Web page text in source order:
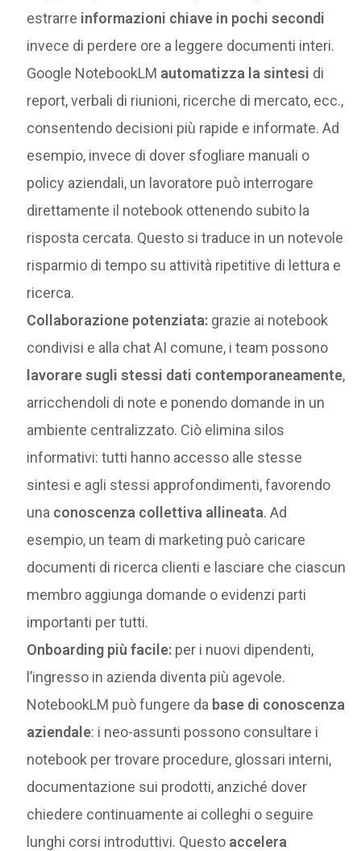
estrarre informazioni chiave in pochi secondi
invece di perdere ore a leggere documenti interi.
Google NotebookLM automatizza la sintesi di
report, verbali di riunioni, ricerche di mercato, ecc.,
consentendo decisioni più rapide e informate. Ad
esempio, invece di dover sfogliare manuali o
policy aziendali, un lavoratore può interrogare
direttamente il notebook ottenendo subito la
risposta cercata. Questo si traduce in un notevole
risparmio di tempo su attività ripetitive di lettura e
ricerca.
Collaborazione potenziata: grazie ai notebook
condivisi e alla chat AI comune, i team possono
lavorare sugli stessi dati contemporaneamente,
arricchendoli di note e ponendo domande in un
ambiente centralizzato. Ciò elimina silos
informativi: tutti hanno accesso alle stesse
sintesi e agli stessi approfondimenti, favorendo
una conoscenza collettiva allineata. Ad
esempio, un team di marketing può caricare
documenti di ricerca clienti e lasciare che ciascun
membro aggiunga domande o evidenzi parti
importanti per tutti​.
Onboarding più facile: per i nuovi dipendenti,
l’ingresso in azienda diventa più agevole.
NotebookLM può fungere da base di conoscenza
aziendale: i neo-assunti possono consultare i
notebook per trovare procedure, glossari interni,
documentazione sui prodotti, anziché dover
chiedere continuamente ai colleghi o seguire
lunghi corsi introduttivi. Questo accelera